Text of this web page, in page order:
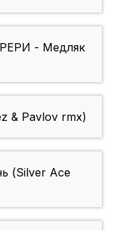
- Медляк
& Pavlov rmx)
(Silver Ace